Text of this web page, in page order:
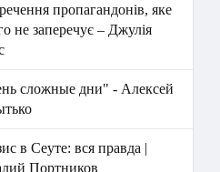
пропагандонів, яке
не заперечує – Джулія
сложные дни" - Алексей
в Сеуте: вся правда |
Портников